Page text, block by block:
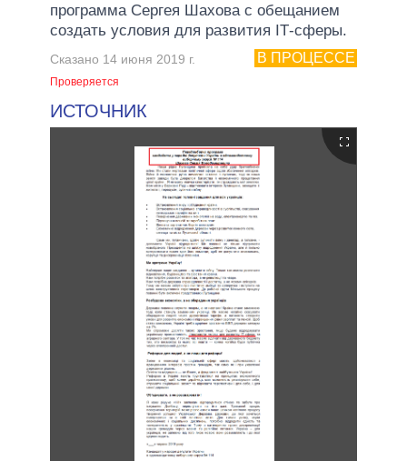
программа Сергея Шахова с обещанием
создать условия для развития ІТ-сферы.
В ПРОЦЕССЕ
Сказано 14 июня 2019 г.
Проверяется
ИСТОЧНИК